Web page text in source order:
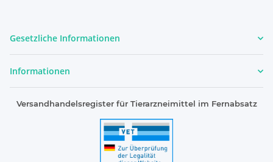
Gesetzliche Informationen
Informationen
Versandhandelsregister für Tierarzneimittel im Fernabsatz